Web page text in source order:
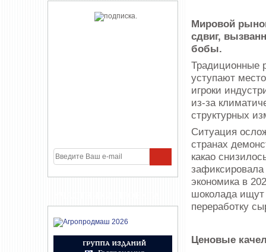
Мировой
сдвиг,
бобы.
Традиционные
уступают
игроки
из-за
структурных
Ситуация
странах
какао
экономика в
шоколада ищут
переработку
Ценовые